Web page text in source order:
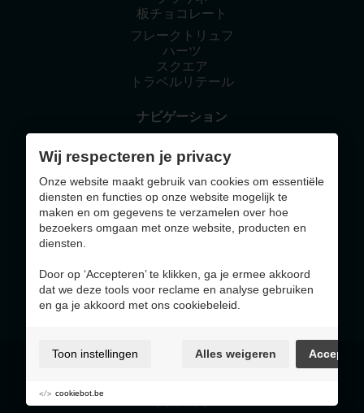
板チョコレート
フレークトリュフ
ハーツ
スクエア
トラベルリテール
ナビゲーション
ベルジアンとは？
気にかけていること
ニュース
お問い合わせ
利用規約およびプライバシーポリシー
サイトマップ
Wij respecteren je privacy
Onze website maakt gebruik van cookies om essentiële
diensten en functies op onze website mogelijk te
maken en om gegevens te verzamelen over hoe
bezoekers omgaan met onze website, producten en
diensten.
Door op ‘Accepteren’ te klikken, ga je ermee akkoord
dat we deze tools voor reclame en analyse gebruiken
en ga je akkoord met ons cookiebeleid.
Toon instellingen Alles weigeren
cookiebot.be